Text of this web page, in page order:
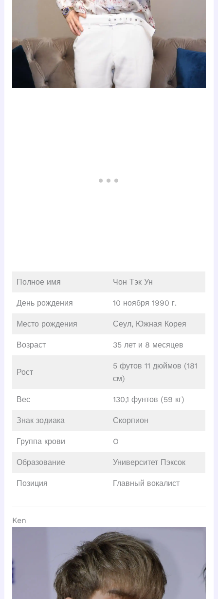
Полное имя Чон Тэк Ун
День рождения 10 ноября 1990 г.
Место рождения Сеул, Южная Корея
Возраст 35 лет и 8 месяцев
Рост
5 футов 11 дюймов (181
см)
Вес 130,1 фунтов (59 кг)
Знак зодиака Скорпион
Группа крови O
Образование Университет Пэксок
Позиция Главный вокалист
Ken